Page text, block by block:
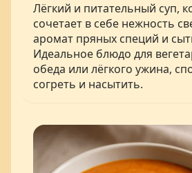
Лёгкий и питательный суп,
сочетает в себе нежность
аромат пряных специй и
Идеальное блюдо для
обеда или лёгкого ужина,
согреть и насытить.